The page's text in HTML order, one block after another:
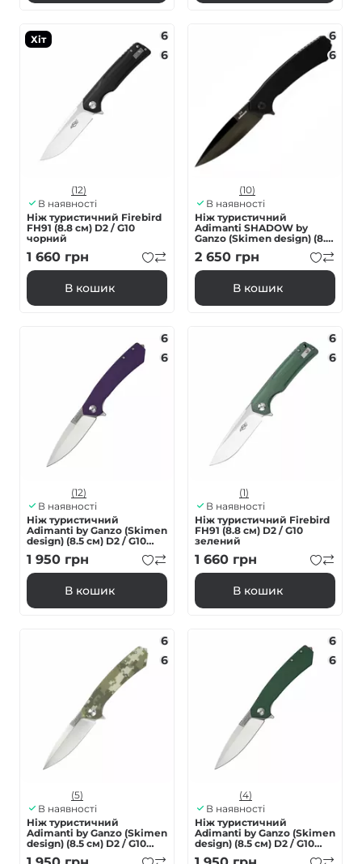
Хіт
6
6
(12)
В наявності
Ніж туристичний Firebird
FH91 (8.8 см) D2 / G10
чорний
1 660 грн
В кошик
6
6
(10)
В наявності
Нiж туристичний
Adimanti SHADOW by
Ganzo (Skimen design) (8.5
см) D2 / G10 чoрний
клинок
2 650 грн
В кошик
6
6
(12)
В наявності
Нiж туристичний
Adimanti by Ganzo (Skimen
design) (8.5 см) D2 / G10
фіолетовий
1 950 грн
В кошик
6
6
(1)
В наявності
Ніж туристичний Firebird
FH91 (8.8 см) D2 / G10
зелений
1 660 грн
В кошик
6
6
(5)
В наявності
Нiж туристичний
Adimanti by Ganzo (Skimen
design) (8.5 см) D2 / G10
камуфляж
6
6
(4)
В наявності
Нiж туристичний
Adimanti by Ganzo (Skimen
design) (8.5 см) D2 / G10
зелений